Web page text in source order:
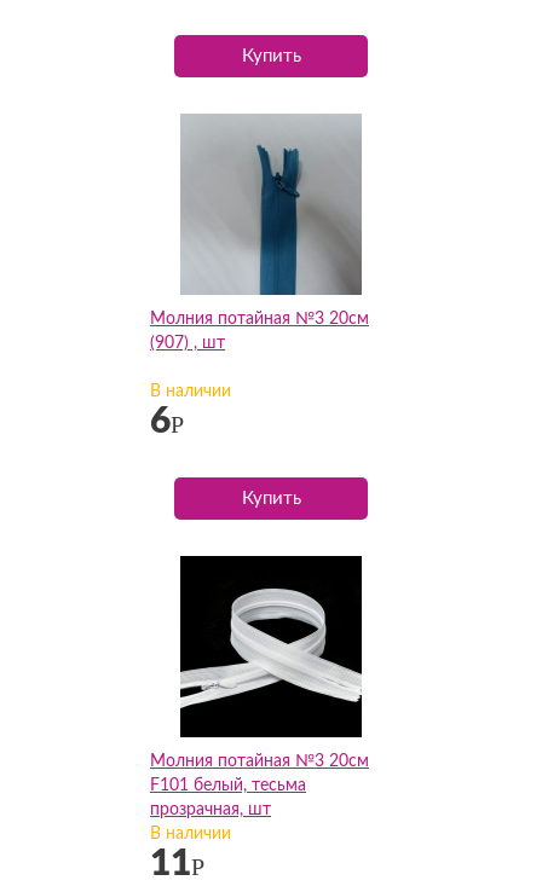
Купить
Молния потайная №3 20см
(907) , шт
В наличии
6Р
Купить
Молния потайная №3 20см
F101 белый, тесьма
прозрачная, шт
В наличии
11Р